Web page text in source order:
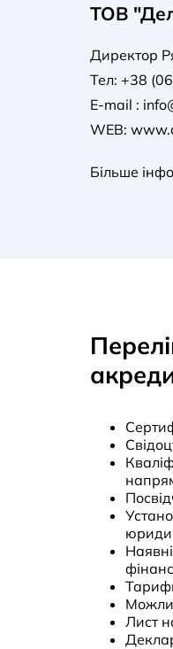
ТОВ
Директор
Тел: +38
E-mail :
WEB:
Більше
Лист